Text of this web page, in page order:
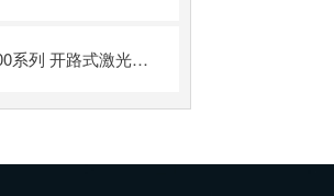
DLGA-9000系列 开路式激光气体分析仪